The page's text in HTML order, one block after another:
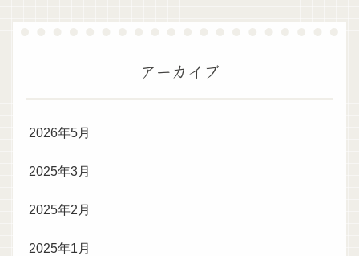
アーカイブ
2026年5月
2025年3月
2025年2月
2025年1月